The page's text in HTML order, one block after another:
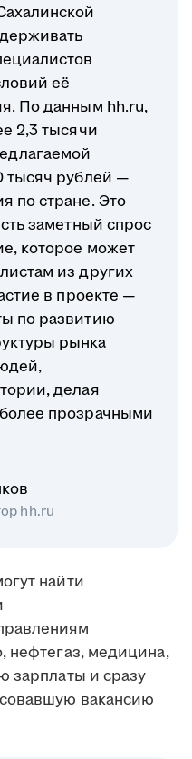
её
По данным hh.ru,
2,3 тысячи
тысяч рублей —
по стране. Это
заметный спрос
которое может
из других
в проекте —
по развитию
рынка
делая
прозрачными
hh.ru
найти
нефтегаз, медицина,
зарплаты и сразу
вакансию